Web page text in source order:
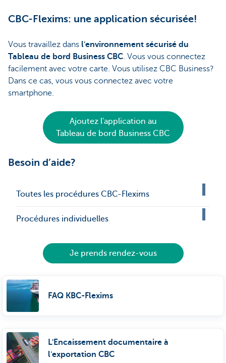
CBC-Flexims: une application sécurisée!
Vous travaillez dans l'environnement sécurisé du
Tableau de bord Business CBC. Vous vous connectez
facilement avec votre carte. Vous utilisez CBC Business?
Dans ce cas, vous vous connectez avec votre
smartphone.
Ajoutez l'application au
Tableau de bord Business CBC
Besoin d’aide?
Toutes les procédures CBC-Flexims
Procédures individuelles
Je prends rendez-vous
FAQ KBC-Flexims
L'Encaissement documentaire à
l'exportation CBC